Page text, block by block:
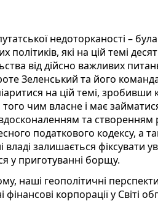
недоторканості –
які на цій темі
від дійсно важливих
Зеленський та його
на цій темі, зробивши
чим власне і має
та створенням
податкового кодексу, а
залишається фіксувати
у приготуванні борщу.
наші геополітичні
корпорації у Світі